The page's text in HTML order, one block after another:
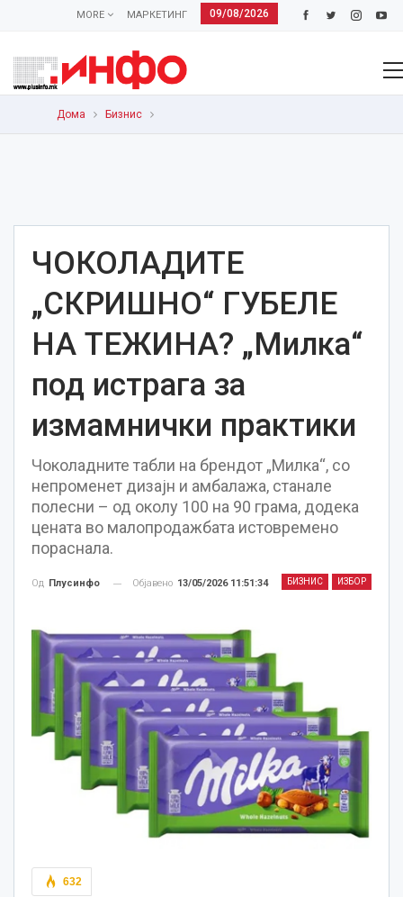
09/08/2026
МАРКЕТИНГ
MORE
Дома Бизнис
ЧОКОЛАДИТЕ
„СКРИШНО“ ГУБЕЛЕ
НА ТЕЖИНА? „Милка“
под истрага за
измамнички практики
Чоколадните табли на брендот „Милка“, со
непроменет дизајн и амбалажа, станале
полесни – од околу 100 на 90 грама, додека
цената во малопродажбата истовремено
пораснала.
БИЗНИС ИЗБОР
Од Плусинфо Објавено 13/05/2026 11:51:34
632